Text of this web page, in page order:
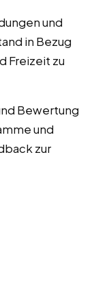
und
in Bezug
Freizeit zu
Bewertung
und
zur